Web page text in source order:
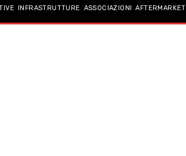
INFRASTRUTTURE ASSOCIAZIONI AFTERMARKET